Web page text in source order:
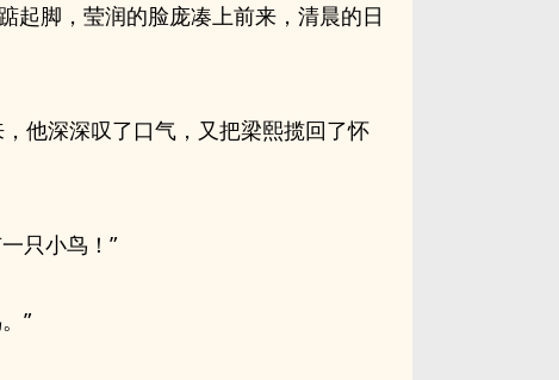
起脚，莹润的脸庞凑上前来，清晨的日
他深深叹了口气，又把梁熙揽回了怀
只小鸟！”
”